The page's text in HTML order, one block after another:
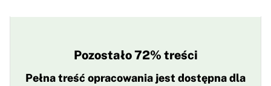
Pozostało 72% treści
Pełna treść opracowania jest dostępna dla